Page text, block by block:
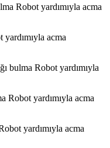
Robot yardımıyla acma
acma
bulma Robot yardımıyla
Robot yardımıyla acma
yardımıyla acma